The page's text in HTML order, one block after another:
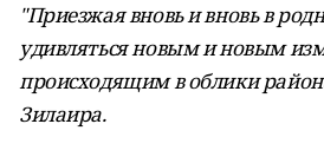
"Приезжая вновь и вновь в
удивляться новым и новым
происходящим в облики
Зилаира.